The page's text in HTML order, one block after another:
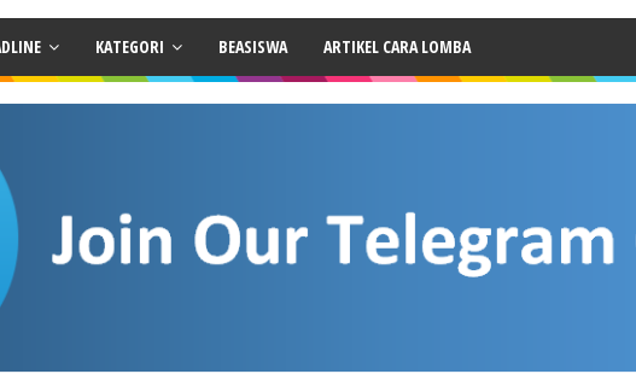
KATEGORI BEASISWA ARTIKEL CARA LOMBA